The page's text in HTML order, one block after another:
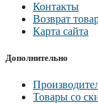
Контакты
Возврат
Карта сайта
Дополнительно
Товары со